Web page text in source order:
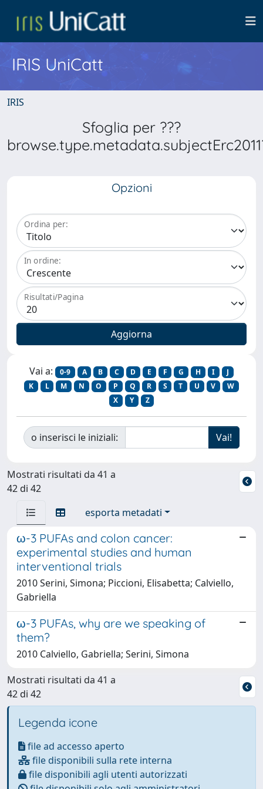
IRIS UniCatt
IRIS
Sfoglia per ???
Opzioni
Ordina per:
In ordine:
Risultati/Pagina
Vai a: 0-9 A B C D E F G H I
J
K
L M N O P Q R S T U V
W
X
Y Z
o inserisci le iniziali:
Mostrati risultati da 41 a
42 di 42
esporta metadati
ω-3 PUFAs and colon cancer:
experimental studies and human
interventional trials
2010 Serini, Simona; Piccioni, Elisabetta; Calviello,
Gabriella
ω-3 PUFAs, why are we speaking of
them?
2010 Calviello, Gabriella; Serini, Simona
Mostrati risultati da 41 a
42 di 42
Legenda icone
file ad accesso aperto
file disponibili sulla rete interna
file disponibili agli utenti autorizzati